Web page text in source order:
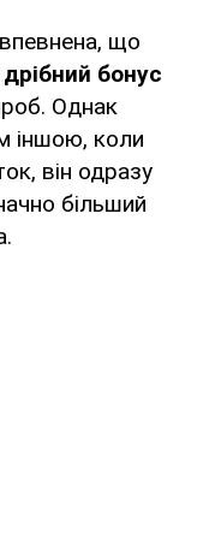
що
бонус
Однак
іншою, коли
він одразу
більший